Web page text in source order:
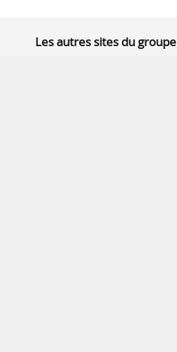
Les autres sites du groupe